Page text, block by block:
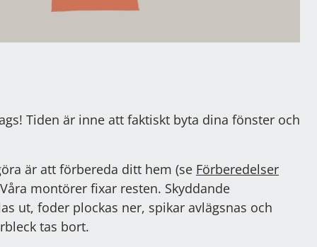
Tiden är inne att faktiskt byta dina fönster och
är att förbereda ditt hem (se Förberedelser
montörer fixar resten. Skyddande
ut, foder plockas ner, spikar avlägsnas och
tas bort.